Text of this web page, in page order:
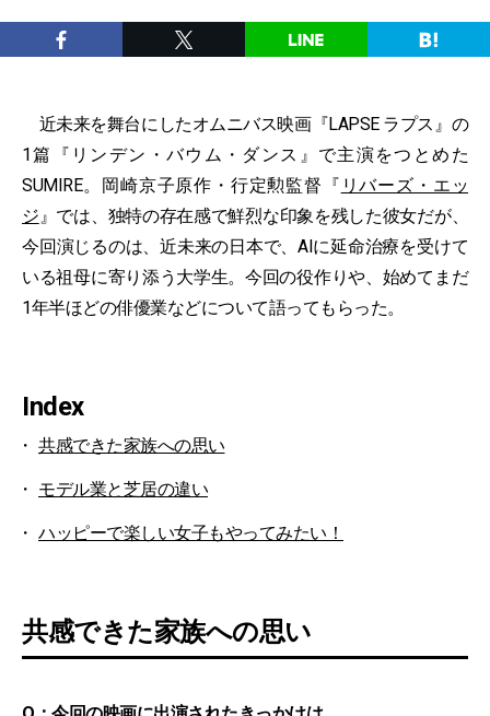
近未来を舞台にしたオムニバス映画『LAPSE ラプス』の
1篇『リンデン・バウム・ダンス』で主演をつとめた
SUMIRE。岡崎京子原作・行定勲監督『 リバーズ・エッ
ジ』では、独特の存在感で鮮烈な印象を残した彼女だが、
今回演じるのは、近未来の日本で、AIに延命治療を受けて
いる祖母に寄り添う大学生。今回の役作りや、始めてまだ
1年半ほどの俳優業などについて語ってもらった。
Index
共感できた家族への思い
モデル業と芝居の違い
ハッピーで楽しい女子もやってみたい！
共感できた家族への思い